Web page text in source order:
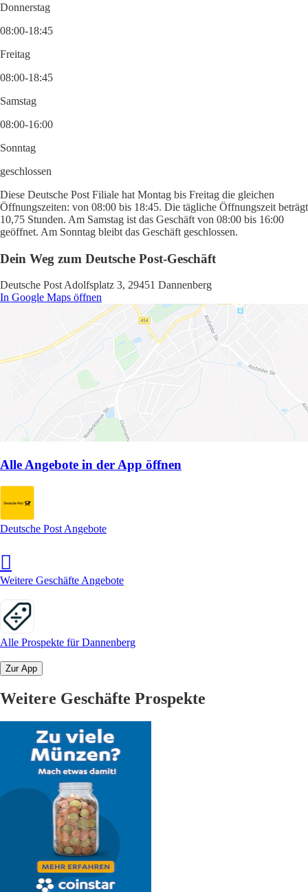
Donnerstag
08:00-18:45
Freitag
08:00-18:45
Samstag
08:00-16:00
Sonntag
geschlossen
Diese Deutsche Post Filiale hat Montag bis Freitag die gleichen
Öffnungszeiten: von 08:00 bis 18:45. Die tägliche Öffnungszeit beträgt
10,75 Stunden. Am Samstag ist das Geschäft von 08:00 bis 16:00
geöffnet. Am Sonntag bleibt das Geschäft geschlossen.
Dein Weg zum Deutsche Post-Geschäft
Deutsche Post Adolfsplatz 3, 29451 Dannenberg
In Google Maps öffnen
Alle Angebote in der App öffnen
Deutsche Post Angebote
Weitere Geschäfte Angebote
Alle Prospekte für Dannenberg
Zur App
Weitere Geschäfte Prospekte